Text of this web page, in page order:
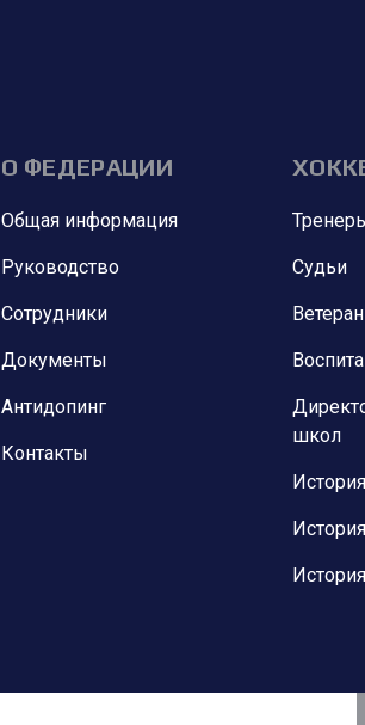
О ФЕДЕРАЦИИ
Общая информация
Руководство
Сотрудники
Документы
Антидопинг
Контакты
Судьи
школ